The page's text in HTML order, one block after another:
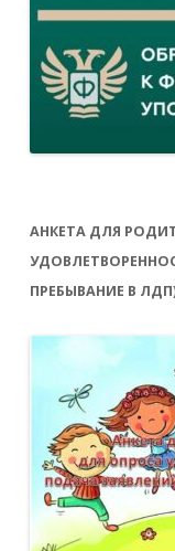
АНКЕТА ДЛЯ
ПРЕБЫВАНИЕ В